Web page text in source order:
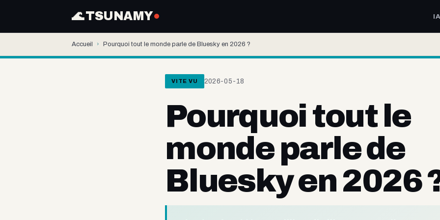
🌊 TSUNAMY IA
Accueil › Pourquoi tout le monde parle de Bluesky en 2026 ?
VITE VU 2026-05-18
Pourquoi tout le
monde parle de
Bluesky en 2026